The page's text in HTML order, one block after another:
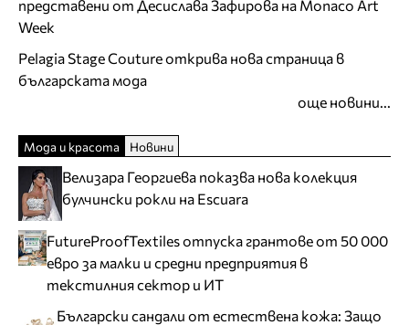
представени от Десислава Зафирова на Monaco Art
Week
Pelagia Stage Couture открива нова страница в
българската мода
още новини...
Мода и красота Новини
Велизара Георгиева показва нова колекция
булчински рокли на Escuara
FutureProofTextiles отпуска грантове от 50 000
евро за малки и средни предприятия в
текстилния сектор и ИТ
Български сандали от естествена кожа: Защо